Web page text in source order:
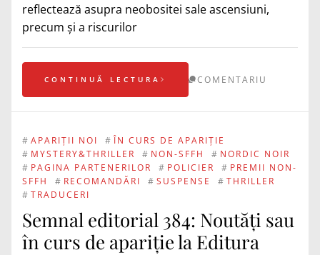
reflectează asupra neobositei sale ascensiuni,
precum și a riscurilor
CONTINUĂ LECTURA COMENTARIU
# APARIȚII NOI # ÎN CURS DE APARIȚIE
# MYSTERY&THRILLER # NON-SFFH # NORDIC NOIR
# PAGINA PARTENERILOR # POLICIER # PREMII NON-
SFFH
# RECOMANDĂRI # SUSPENSE # THRILLER
# TRADUCERI
Semnal editorial 384: Noutăți sau
în curs de apariție la Editura